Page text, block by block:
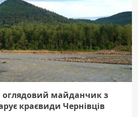
майданчик з
краєвиди Чернівців